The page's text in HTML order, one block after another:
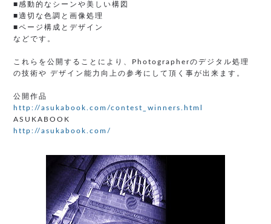
■感動的なシーンや美しい構図
■適切な色調と画像処理
■ページ構成とデザイン
などです。
これらを公開することにより、Photographerのデジタル処理
の技術や デザイン能力向上の参考にして頂く事が出来ます。
公開作品
http://asukabook.com/contest_winners.html
ASUKABOOK
http://asukabook.com/